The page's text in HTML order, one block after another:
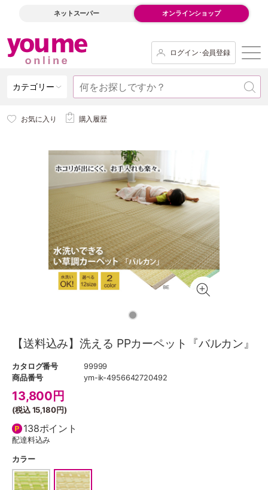
ネットスーパー オンラインショップ
ログイン･会員登録
カテゴリー
お気に入り 購入履歴
【送料込み】洗える PPカーペット『バルカン』
カタログ番号
99999
商品番号
ym-ik-4956642720492
13,800 円
(税込15,180円)
138ポイント
配達料込み
カラー